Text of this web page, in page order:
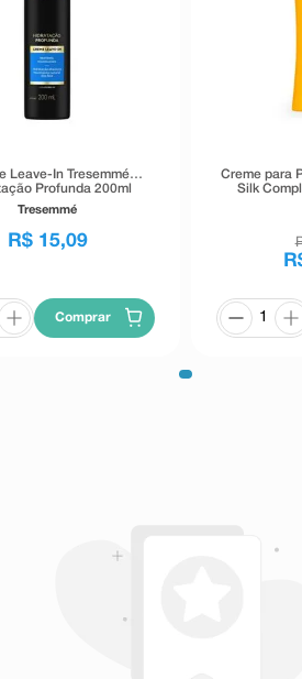
Leave-In Tresemmé
Profunda 200ml
Tresemmé
R$ 15,09
Comprar
Creme para
Silk